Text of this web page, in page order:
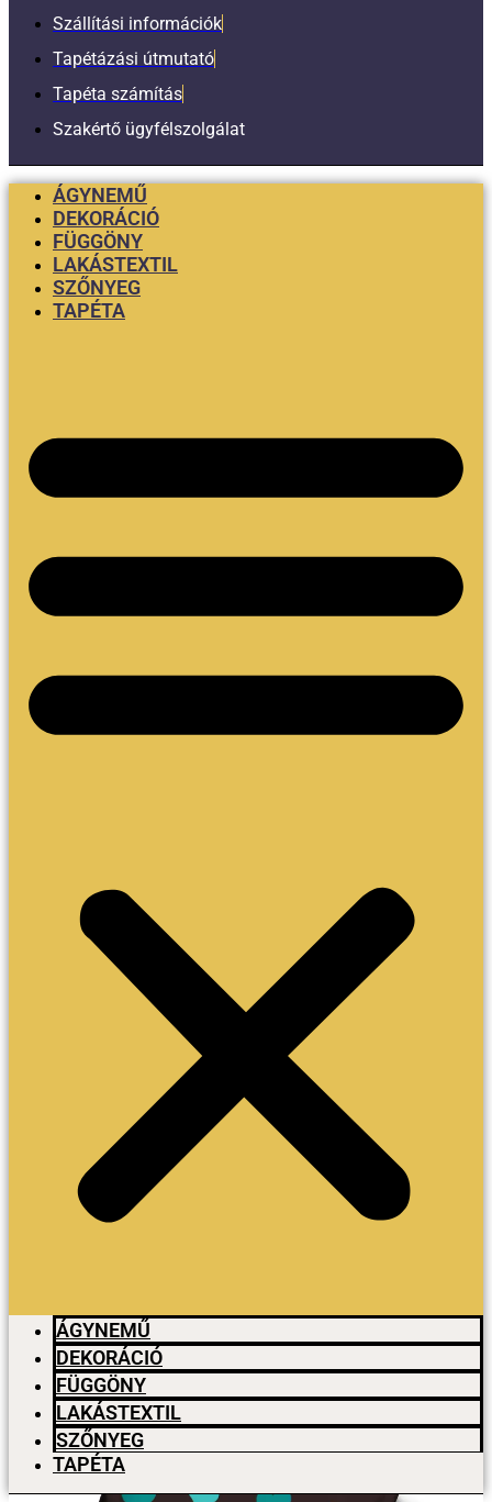
Szállítási információk
Tapétázási útmutató
Tapéta számítás
Szakértő ügyfélszolgálat
ÁGYNEMŰ
DEKORÁCIÓ
FÜGGÖNY
LAKÁSTEXTIL
SZŐNYEG
TAPÉTA
ÁGYNEMŰ
DEKORÁCIÓ
FÜGGÖNY
LAKÁSTEXTIL
SZŐNYEG
TAPÉTA